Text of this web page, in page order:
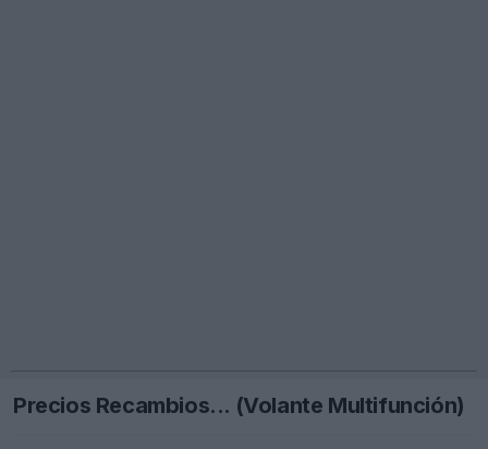
Precios Recambios... (Volante Multifunción)